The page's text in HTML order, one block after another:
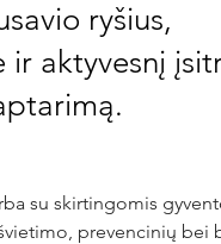
ryšius,
ir aktyvesnį
su skirtingomis
prevencinių